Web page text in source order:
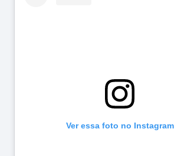
Ver essa foto no Instagram